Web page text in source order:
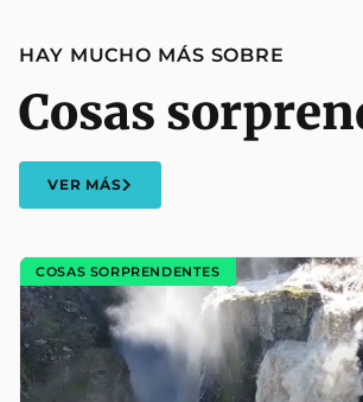
HAY MUCHO MÁS SOBRE
Cosas
VER MÁS
COSAS SORPRENDENTES